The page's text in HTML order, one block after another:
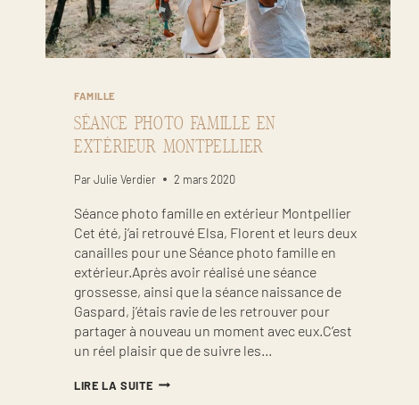
FAMILLE
SÉANCE PHOTO FAMILLE EN
EXTÉRIEUR MONTPELLIER
ParJulie Verdier 2 mars 2020
Séance photo famille en extérieur Montpellier
Cet été, j’ai retrouvé Elsa, Florent et leurs deux
canailles pour une Séance photo famille en
extérieur.Après avoir réalisé une séance
grossesse, ainsi que la séance naissance de
Gaspard, j’étais ravie de les retrouver pour
partager à nouveau un moment avec eux.C’est
un réel plaisir que de suivre les…
LIRE LA SUITESÉANCE